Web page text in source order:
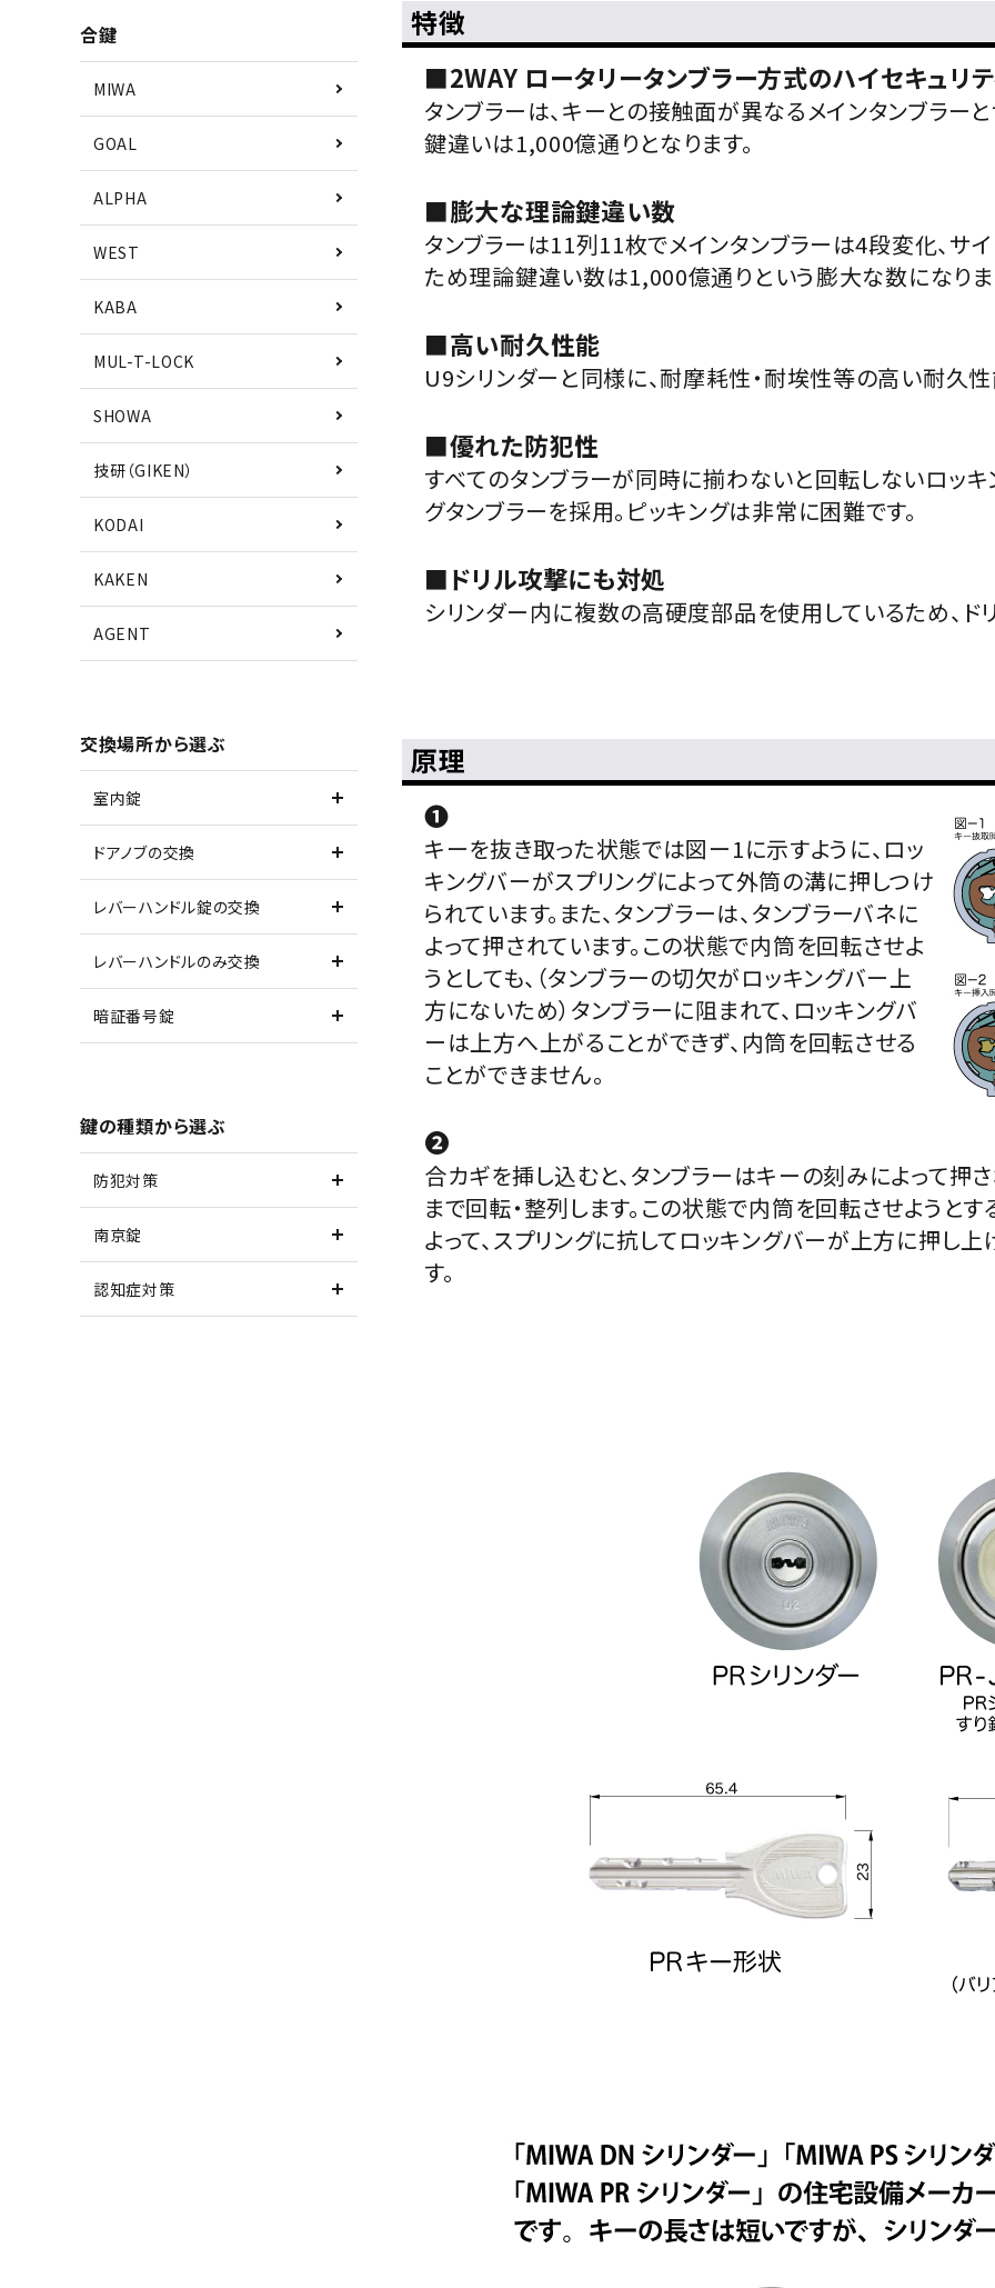
合鍵
MIWA
GOAL
ALPHA
WEST
KABA
MUL-T-LOCK
SHOWA
技研（GIKEN）
KODAI
KAKEN
AGENT
交換場所から選ぶ
室内錠
ドアノブの交換
レバーハンドル錠の交換
レバーハンドルのみ交換
暗証番号錠
鍵の種類から選ぶ
防犯対策
南京錠
認知症対策
特徴
■2WAY ロータリータンブラー方式のハイセキュリ
タンブラーは、キーとの接触面が異なるメインタンブラー
鍵違いは1,000億通りとなります。
■膨大な理論鍵違い数
タンブラーは11列11枚でメインタンブラーは4段変化、サ
ため理論鍵違い数は1,000億通りという膨大な数になりま
■高い耐久性能
U9シリンダーと同様に、耐摩耗性・耐埃性等の高い耐久性
■優れた防犯性
すべてのタンブラーが同時に揃わないと回転しないロッ
グタンブラーを採用。ピッキングは非常に困難です。
■ドリル攻撃にも対処
シリンダー内に複数の高硬度部品を使用しているため、ド
原理
❶
キーを抜き取った状態では図ー1に示すように、ロッ
キングバーがスプリングによって外筒の溝に押しつけ
られています。また、タンブラーは、タンブラーバネに
よって押されています。この状態で内筒を回転させよ
うとしても、（タンブラーの切欠がロッキングバー上
方にないため）タンブラーに阻まれて、ロッキングバ
ーは上方へ上がることができず、内筒を回転させる
ことができません。
❷
合カギを挿し込むと、タンブラーはキーの刻みによって押
まで回転・整列します。この状態で内筒を回転させようと
よって、スプリングに抗してロッキングバーが上方に押し
す。